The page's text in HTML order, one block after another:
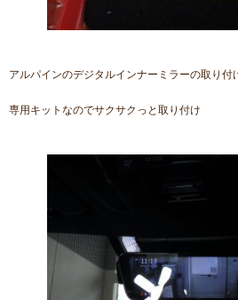
アルパインのデジタルインナーミラーの取り付
専用キットなのでサクサクっと取り付け